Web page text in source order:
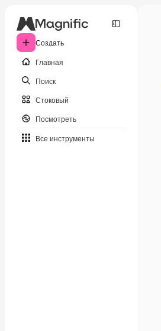
Создать
Главная
Поиск
Стоковый
Посмотреть
Все инструменты